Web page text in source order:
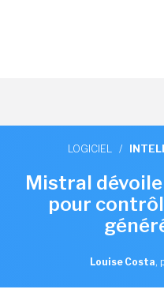
LOGICIEL /
Mistral
pour
Louise Costa,